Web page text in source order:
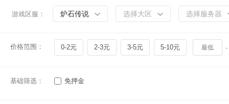
游戏区服： 炉石传说 选择大区 选择服务器
价格范围： 0-2元 2-3元 3-5元 5-10元 -
基础筛选： 免押金